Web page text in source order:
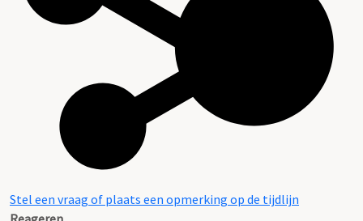
Stel een vraag of plaats een opmerking op de tijdlijn